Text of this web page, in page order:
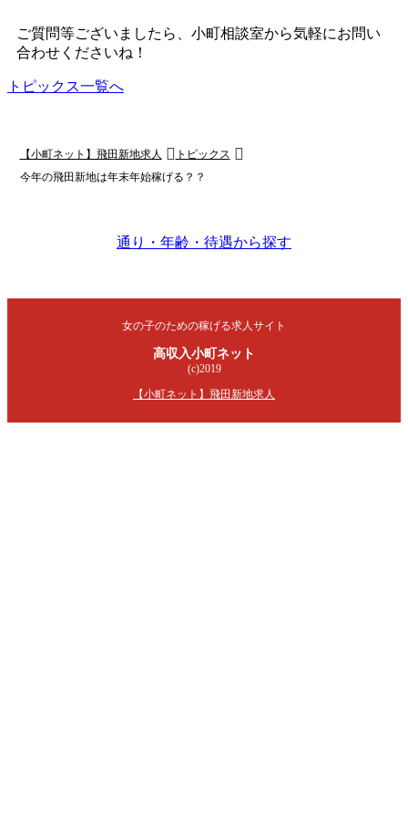
ご質問等ございましたら、小町相談室から気軽にお問い
合わせくださいね！
トピックス一覧へ
【小町ネット】飛田新地求人
トピックス
今年の飛田新地は年末年始稼げる？？
通り・年齢・待遇から探す
女の子のための稼げる求人サイト
高収入小町ネット
(c)2019
【小町ネット】飛田新地求人